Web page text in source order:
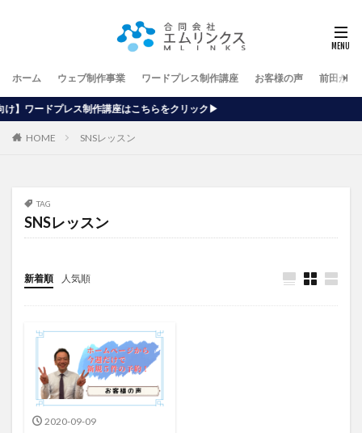
ホーム ウェブ制作事業 ワードプレス制作講座 お客様の声 前田が行
座はこちらをクリック▶
HOME SNSレッスン
TAG
SNSレッスン
新着順 人気順
2020-09-09